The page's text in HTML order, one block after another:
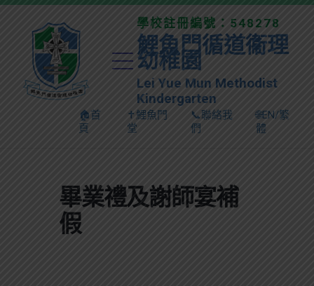
學校註冊編號：548278
鯉魚門循道衞理
幼稚園
Lei Yue Mun Methodist
Kindergarten
🏠首
頁
✝️鯉魚門
堂
📞聯絡我
們
🌐EN/繁
體
畢業禮及謝師宴補
假